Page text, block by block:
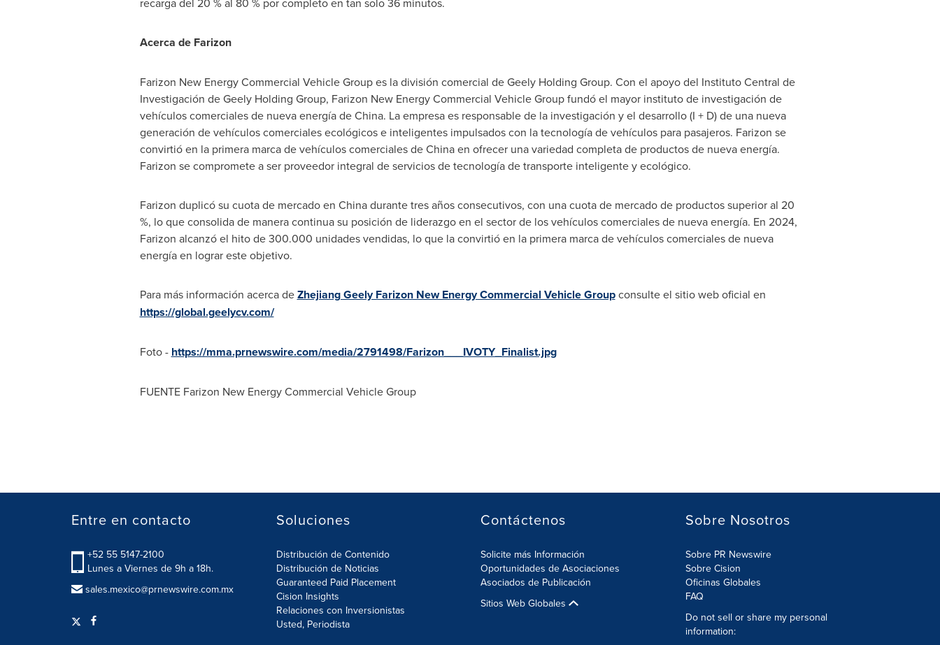
Acerca de Farizon
Farizon New Energy Commercial Vehicle Group es la división comercial de Geely Holding Group. Con el apoyo del Instituto Central de
Investigación de Geely Holding Group, Farizon New Energy Commercial Vehicle Group fundó el mayor instituto de investigación de
vehículos comerciales de nueva energía de China. La empresa es responsable de la investigación y el desarrollo (I + D) de una nueva
generación de vehículos comerciales ecológicos e inteligentes impulsados con la tecnología de vehículos para pasajeros. Farizon se
convirtió en la primera marca de vehículos comerciales de China en ofrecer una variedad completa de productos de nueva energía.
Farizon se compromete a ser proveedor integral de servicios de tecnología de transporte inteligente y ecológico.
Farizon duplicó su cuota de mercado en China durante tres años consecutivos, con una cuota de mercado de productos superior al 20
%, lo que consolida de manera continua su posición de liderazgo en el sector de los vehículos comerciales de nueva energía. En 2024,
Farizon alcanzó el hito de 300.000 unidades vendidas, lo que la convirtió en la primera marca de vehículos comerciales de nueva
energía en lograr este objetivo.
Para más información acerca deZhejiang Geely Farizon New Energy Commercial Vehicle Groupconsulte el sitio web oficial en
https://global.geelycv.com/
Foto - https://mma.prnewswire.com/media/2791498/Farizon___IVOTY_Finalist.jpg
FUENTE Farizon New Energy Commercial Vehicle Group
Entre en contacto
+52 55 5147-2100
Lunes a Viernes de 9h a 18h.
sales.mexico@prnewswire.com.mx
Soluciones
Distribución de Contenido
Distribución de Noticias
Guaranteed Paid Placement
Cision Insights
Relaciones con Inversionistas
Usted, Periodista
Contáctenos
Solicite más Información
Oportunidades de Asociaciones
Asociados de Publicación
Sitios Web Globales
Sobre Nosotros
Sobre PR Newswire
Sobre Cision
Oficinas Globales
FAQ
Do not sell or share my personal
information: